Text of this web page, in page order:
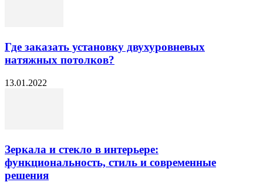
Где заказать установку двухуровневых
натяжных потолков?
13.01.2022
Зеркала и стекло в интерьере:
функциональность, стиль и современные
решения